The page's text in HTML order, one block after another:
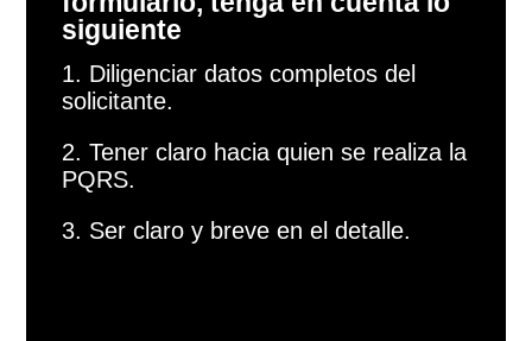
siguiente
1. Diligenciar datos completos del
solicitante.
2. Tener claro hacia quien se realiza la
PQRS.
3. Ser claro y breve en el detalle.